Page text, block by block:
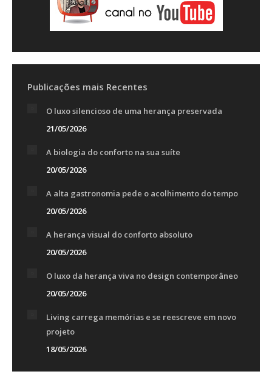
Publicações mais Recentes
O luxo silencioso de uma herança preservada
21/05/2026
A biologia do conforto na sua suíte
20/05/2026
A alta gastronomia pede o acolhimento do tempo
20/05/2026
A herança visual do conforto absoluto
20/05/2026
O luxo da herança viva no design contemporâneo
20/05/2026
Living carrega memórias e se reescreve em novo
projeto
18/05/2026